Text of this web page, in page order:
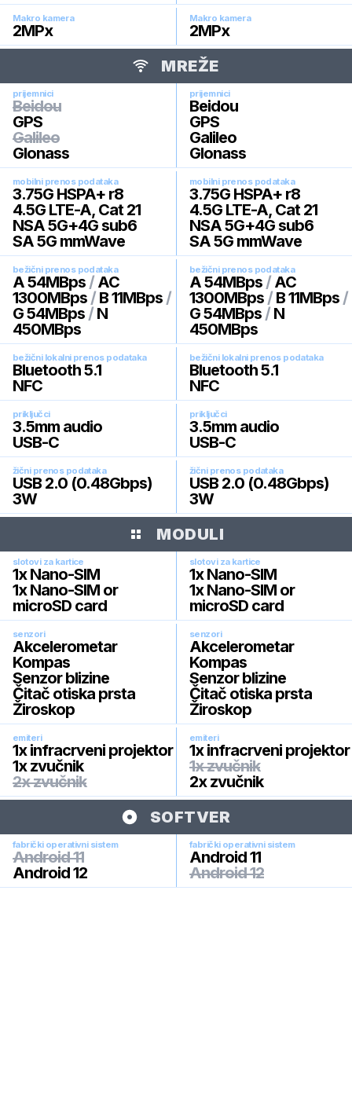
Makro kamera
2MPx
Makro kamera
2MPx
MREŽE
prijemnici
Beidou
GPS
Galileo
Glonass
prijemnici
Beidou
GPS
Galileo
Glonass
mobilni prenos podataka
3.75G HSPA+ r8
4.5G LTE-A, Cat 21
NSA 5G+4G sub6
SA 5G mmWave
mobilni prenos podataka
3.75G HSPA+ r8
4.5G LTE-A, Cat 21
NSA 5G+4G sub6
SA 5G mmWave
bežični prenos podataka
A 54MBps / AC
1300MBps / B 11MBps /
G 54MBps / N
450MBps
bežični prenos podataka
A 54MBps / AC
1300MBps / B 11MBps /
G 54MBps / N
450MBps
bežični lokalni prenos podataka
Bluetooth 5.1
NFC
bežični lokalni prenos podataka
Bluetooth 5.1
NFC
priključci
3.5mm audio
USB-C
priključci
3.5mm audio
USB-C
žični prenos podataka
USB 2.0 (0.48Gbps)
3W
žični prenos podataka
USB 2.0 (0.48Gbps)
3W
MODULI
slotovi za kartice
1x Nano-SIM
1x Nano-SIM or
microSD card
slotovi za kartice
1x Nano-SIM
1x Nano-SIM or
microSD card
senzori
Akcelerometar
Kompas
Senzor blizine
Čitač otiska prsta
Žiroskop
senzori
Akcelerometar
Kompas
Senzor blizine
Čitač otiska prsta
Žiroskop
emiteri
1x infracrveni projektor
1x zvučnik
2x zvučnik
emiteri
1x infracrveni projektor
1x zvučnik
2x zvučnik
SOFTVER
fabrički operativni sistem
Android 11
Android 12
fabrički operativni sistem
Android 11
Android 12